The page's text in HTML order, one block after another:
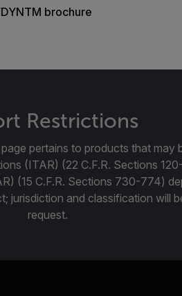
brochure
Restrictions
pertains to products that may
(ITAR) (22 C.F.R. Sections
(15 C.F.R. Sections 730-774)
jurisdiction and classification will
request.